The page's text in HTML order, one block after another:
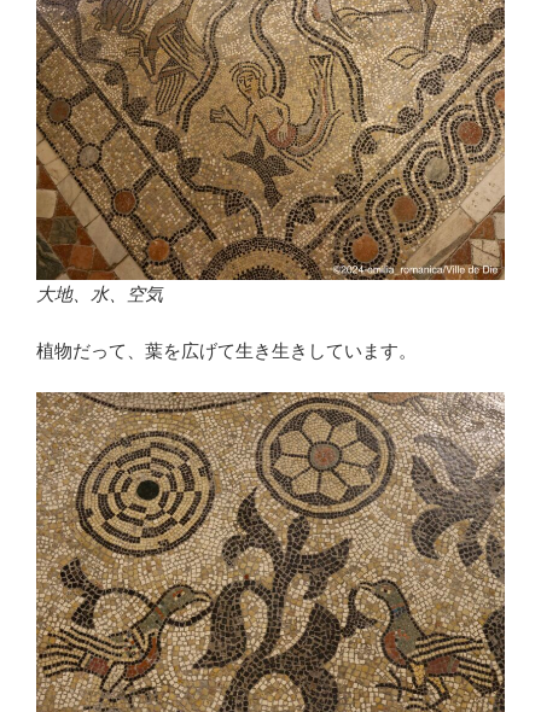
大地、水、空気
植物だって、葉を広げて生き生きしています。